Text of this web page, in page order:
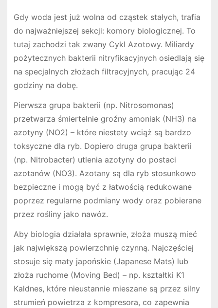
Gdy woda jest już wolna od cząstek stałych, trafia
do najważniejszej sekcji: komory biologicznej. To
tutaj zachodzi tak zwany Cykl Azotowy. Miliardy
pożytecznych bakterii nitryfikacyjnych osiedlają się
na specjalnych złożach filtracyjnych, pracując 24
godziny na dobę.
Pierwsza grupa bakterii (np. Nitrosomonas)
przetwarza śmiertelnie groźny amoniak (NH3) na
azotyny (NO2) – które niestety wciąż są bardzo
toksyczne dla ryb. Dopiero druga grupa bakterii
(np. Nitrobacter) utlenia azotyny do postaci
azotanów (NO3). Azotany są dla ryb stosunkowo
bezpieczne i mogą być z łatwością redukowane
poprzez regularne podmiany wody oraz pobierane
przez rośliny jako nawóz.
Aby biologia działała sprawnie, złoża muszą mieć
jak największą powierzchnię czynną. Najczęściej
stosuje się maty japońskie (Japanese Mats) lub
złoża ruchome (Moving Bed) – np. kształtki K1
Kaldnes, które nieustannie mieszane są przez silny
strumień powietrza z kompresora, co zapewnia